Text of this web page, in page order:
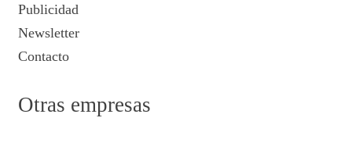
Publicidad
Newsletter
Contacto
Otras empresas